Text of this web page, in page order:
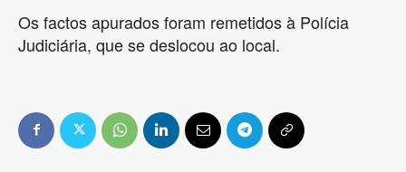
Os factos apurados foram remetidos à Polícia
Judiciária, que se deslocou ao local.